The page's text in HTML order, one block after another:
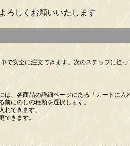
ろしくお願いいたします
で安全に注文できます。次のステップに従っ
、各商品の詳細ページにある「カートに入
にのしの種類を選択します。
れできます。
できます。